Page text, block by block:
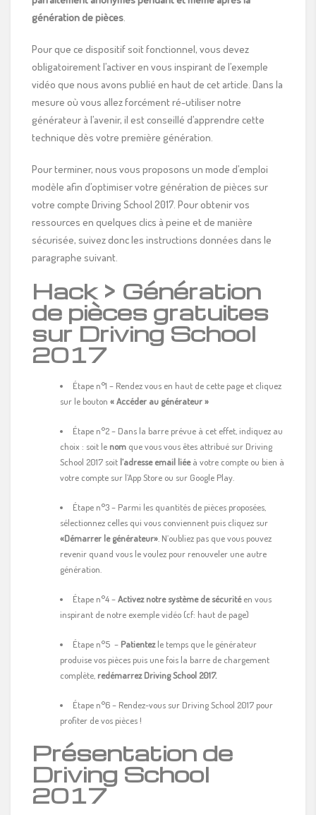
génération de pièces.
Pour que ce dispositif soit fonctionnel, vous devez
obligatoirement l’activer en vous inspirant de l’exemple
vidéo que nous avons publié en haut de cet article. Dans la
mesure où vous allez forcément ré-utiliser notre
générateur à l’avenir, il est conseillé d’apprendre cette
technique dès votre première génération.
Pour terminer, nous vous proposons un mode d’emploi
modèle afin d’optimiser votre génération de pièces sur
votre compte Driving School 2017. Pour obtenir vos
ressources en quelques clics à peine et de manière
sécurisée, suivez donc les instructions données dans le
paragraphe suivant.
Hack > Génération
de pièces gratuites
sur Driving School
2017
Étape n°1 – Rendez vous en haut de cette page et cliquez
sur le bouton « Accéder au générateur »
Étape n°2 – Dans la barre prévue à cet effet, indiquez au
choix : soit le nom que vous vous êtes attribué sur Driving
School 2017 soit l’adresse email liéeà votre compte ou bien à
votre compte sur l’App Store ou sur Google Play.
Étape n°3 – Parmi les quantités de pièces proposées,
sélectionnez celles qui vous conviennent puis cliquez sur
«Démarrer le générateur». N’oubliez pas que vous pouvez
revenir quand vous le voulez pour renouveler une autre
génération.
Étape n°4 –Activez notre système de sécuritéen vous
inspirant de notre exemple vidéo (cf: haut de page)
Étape n°5 – Patientezle temps que le générateur
produise vos pièces puis une fois la barre de chargement
complète, redémarrez Driving School 2017.
Étape n°6 – Rendez-vous sur Driving School 2017 pour
profiter de vos pièces !
Présentation de
Driving School
2017